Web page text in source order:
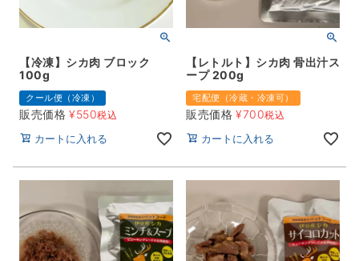
【冷凍】シカ肉 ブロック
100g
クール便（冷凍）
販売価格 ¥550税込
カートに入れる
【レトルト】シカ肉 骨出汁ス
ープ 200g
宅配便（冷蔵・冷凍可）
販売価格 ¥700税込
カートに入れる